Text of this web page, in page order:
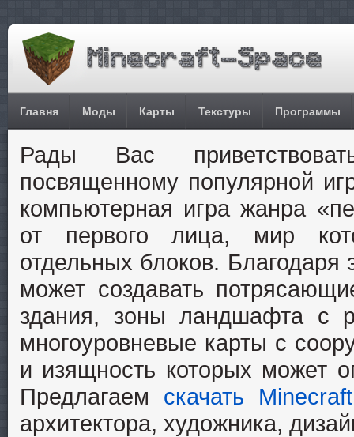
Главня Моды Карты Текстуры Программы
Рады Вас
посвященному популярной
компьютерная игра жанра
от первого лица, мир
отдельных блоков. Благодаря
может создавать
здания, зоны ландшафта с
многоуровневые карты с
и изящность которых может
Предлагаем скачать Minecraft
архитектора, художника,